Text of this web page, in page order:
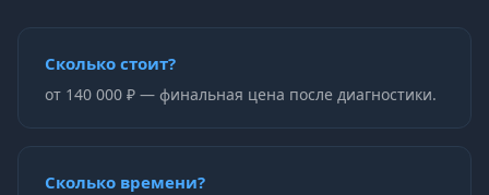
Сколько стоит?
от 140 000 ₽ — финальная цена после диагностики.
Сколько времени?